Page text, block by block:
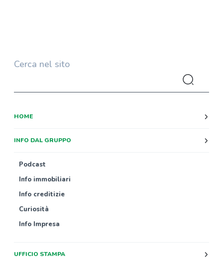
Cerca nel sito
HOME
INFO DAL GRUPPO
Podcast
Info immobiliari
Info creditizie
Curiosità
Info Impresa
UFFICIO STAMPA